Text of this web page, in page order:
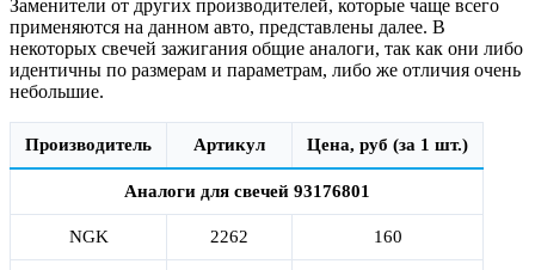
Заменители от других производителей, которые чаще всего
применяются на данном авто, представлены далее. В
некоторых свечей зажигания общие аналоги, так как они либо
идентичны по размерам и параметрам, либо же отличия очень
небольшие.
Производитель Артикул Цена, руб (за 1 шт.)
Аналоги для свечей 93176801
NGK 2262 160